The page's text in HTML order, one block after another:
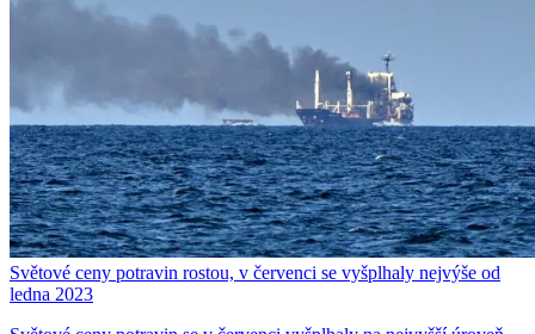
Světové ceny potravin rostou, v červenci se vyšplhaly nejvýše od
ledna 2023